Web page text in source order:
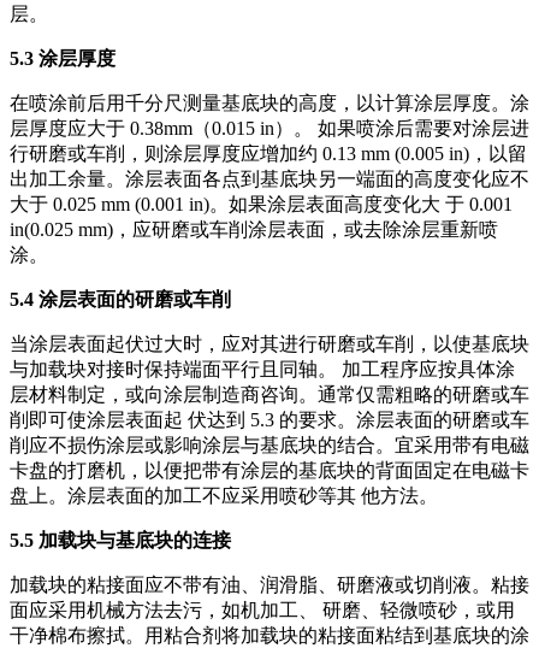
层。
5.3 涂层厚度
在喷涂前后用千分尺测量基底块的高度，以计算涂层厚度。涂
层厚度应大于 0.38mm（0.015 in）。 如果喷涂后需要对涂层进
行研磨或车削，则涂层厚度应增加约 0.13 mm (0.005 in)，以留
出加工余量。涂层表面各点到基底块另一端面的高度变化应不
大于 0.025 mm (0.001 in)。如果涂层表面高度变化大 于 0.001
in(0.025 mm)，应研磨或车削涂层表面，或去除涂层重新喷
涂。
5.4 涂层表面的研磨或车削
当涂层表面起伏过大时，应对其进行研磨或车削，以使基底块
与加载块对接时保持端面平行且同轴。 加工程序应按具体涂
层材料制定，或向涂层制造商咨询。通常仅需粗略的研磨或车
削即可使涂层表面起 伏达到 5.3 的要求。涂层表面的研磨或车
削应不损伤涂层或影响涂层与基底块的结合。宜采用带有电磁
卡盘的打磨机，以便把带有涂层的基底块的背面固定在电磁卡
盘上。涂层表面的加工不应采用喷砂等其 他方法。
5.5 加载块与基底块的连接
加载块的粘接面应不带有油、润滑脂、研磨液或切削液。粘接
面应采用机械方法去污，如机加工、 研磨、轻微喷砂，或用
干净棉布擦拭。用粘合剂将加载块的粘接面粘结到基底块的涂